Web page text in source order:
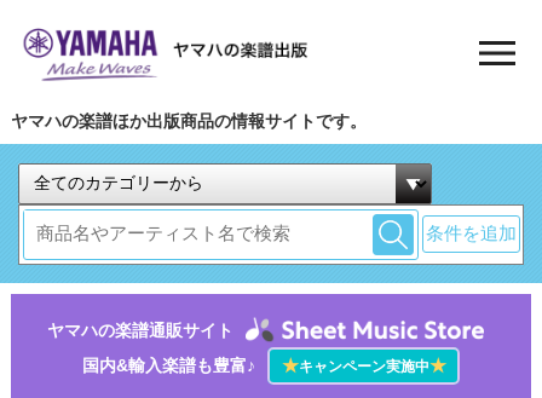
ヤマハの楽譜ほか出版商品の情報サイトです。
条件を追加
ヤマハの楽譜通販サイト
国内&輸入楽譜も豊富♪
★キャンペーン実施中★